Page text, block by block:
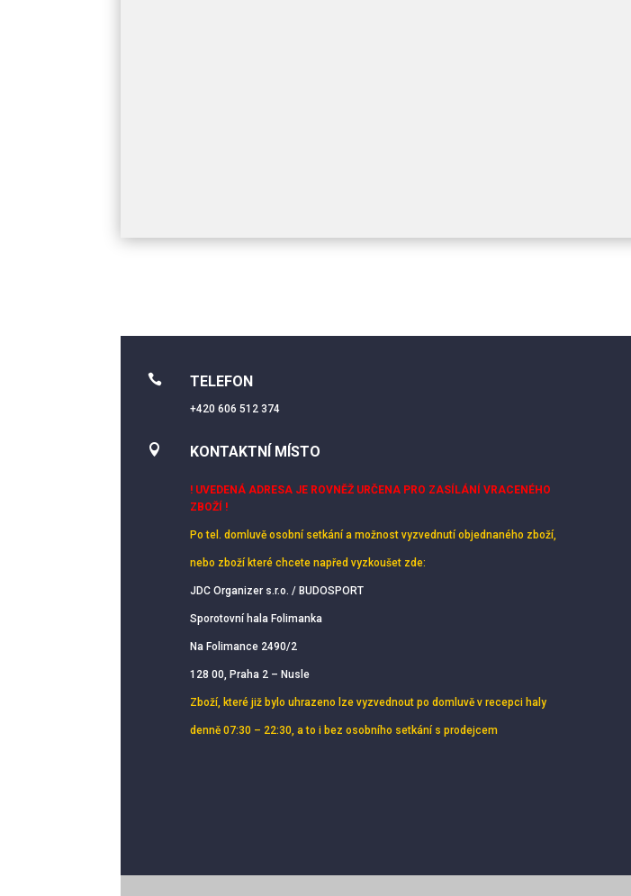
 TELEFON
+420 606 512 374
 KONTAKTNÍ MÍSTO
! UVEDENÁ ADRESA JE ROVNĚŽ URČENA PRO ZASÍLÁNÍ VRACENÉHO
ZBOŽÍ !
Po tel. domluvě osobní setkánía možnost vyzvednutí objednaného zboží,
nebo zboží které chcete napřed vyzkoušet zde:
JDC Organizer s.r.o. / BUDOSPORT
Sporotovní hala Folimanka
Na Folimance 2490/2
128 00, Praha 2 – Nusle
Zboží, které již bylo uhrazeno lze vyzvednout po domluvě v recepci haly
denně 07:30 – 22:30, a to i bez osobního setkání s prodejcem